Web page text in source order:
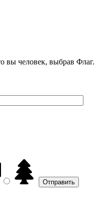
вы человек, выбрав Флаг.